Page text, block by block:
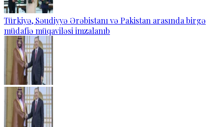
Türkiyə, Səudiyyə Ərəbistanı və Pakistan arasında birgə
müdafiə müqaviləsi imzalanıb